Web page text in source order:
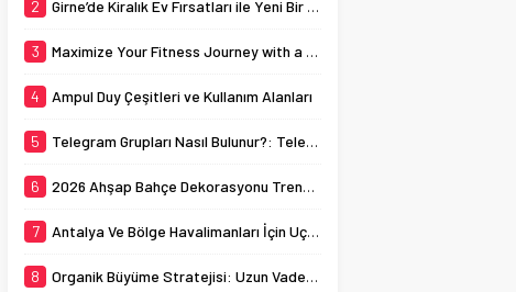
Birkaç gün içinde sahte
sayısını yükseltip
yapmayan hesaplar, kısa
ve yok olmaya...
2 Girne’de Kiralık Ev Fırsatları ile Yeni Bir Hayat Başlatın
3 Maximize Your Fitness Journey with a TDEE Calculator
4 Ampul Duy Çeşitleri ve Kullanım Alanları
5 Telegram Grupları Nasıl Bulunur?: Telegram’da Grup Bulma Deneyimini Sadeleştirin
6 2026 Ahşap Bahçe Dekorasyonu Trendleri: Doğal ve Modern Tasarım Önerileri
7 Antalya Ve Bölge Havalimanları İçin Uçak Radarı
8 Organik Büyüme Stratejisi: Uzun Vadede Sosyal Medya Başarısı Nasıl Sağlanır?